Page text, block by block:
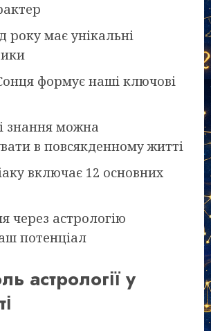
року має унікальні
формує наші ключові
знання можна
в повсякденному житті
включає 12 основних
через астрологію
потенціал
астрології у